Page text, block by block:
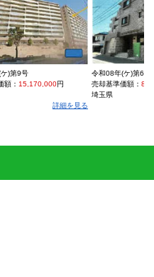
)第9号
額： 15,170,000円
詳細を見る
令和08年(ケ)第60
売却基準価額：
埼玉県